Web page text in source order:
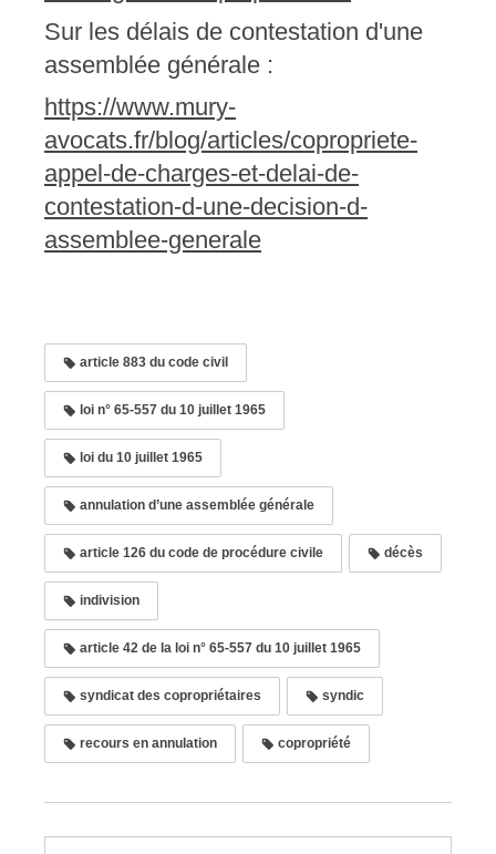
Sur les délais de contestation d'une
assemblée générale :
https://www.mury-
avocats.fr/blog/articles/copropriete-
appel-de-charges-et-delai-de-
contestation-d-une-decision-d-
assemblee-generale
article 883 du code civil
loi n° 65-557 du 10 juillet 1965
loi du 10 juillet 1965
annulation d’une assemblée générale
article 126 du code de procédure civile décès
indivision
article 42 de la loi n° 65-557 du 10 juillet 1965
syndicat des copropriétaires syndic
recours en annulation copropriété